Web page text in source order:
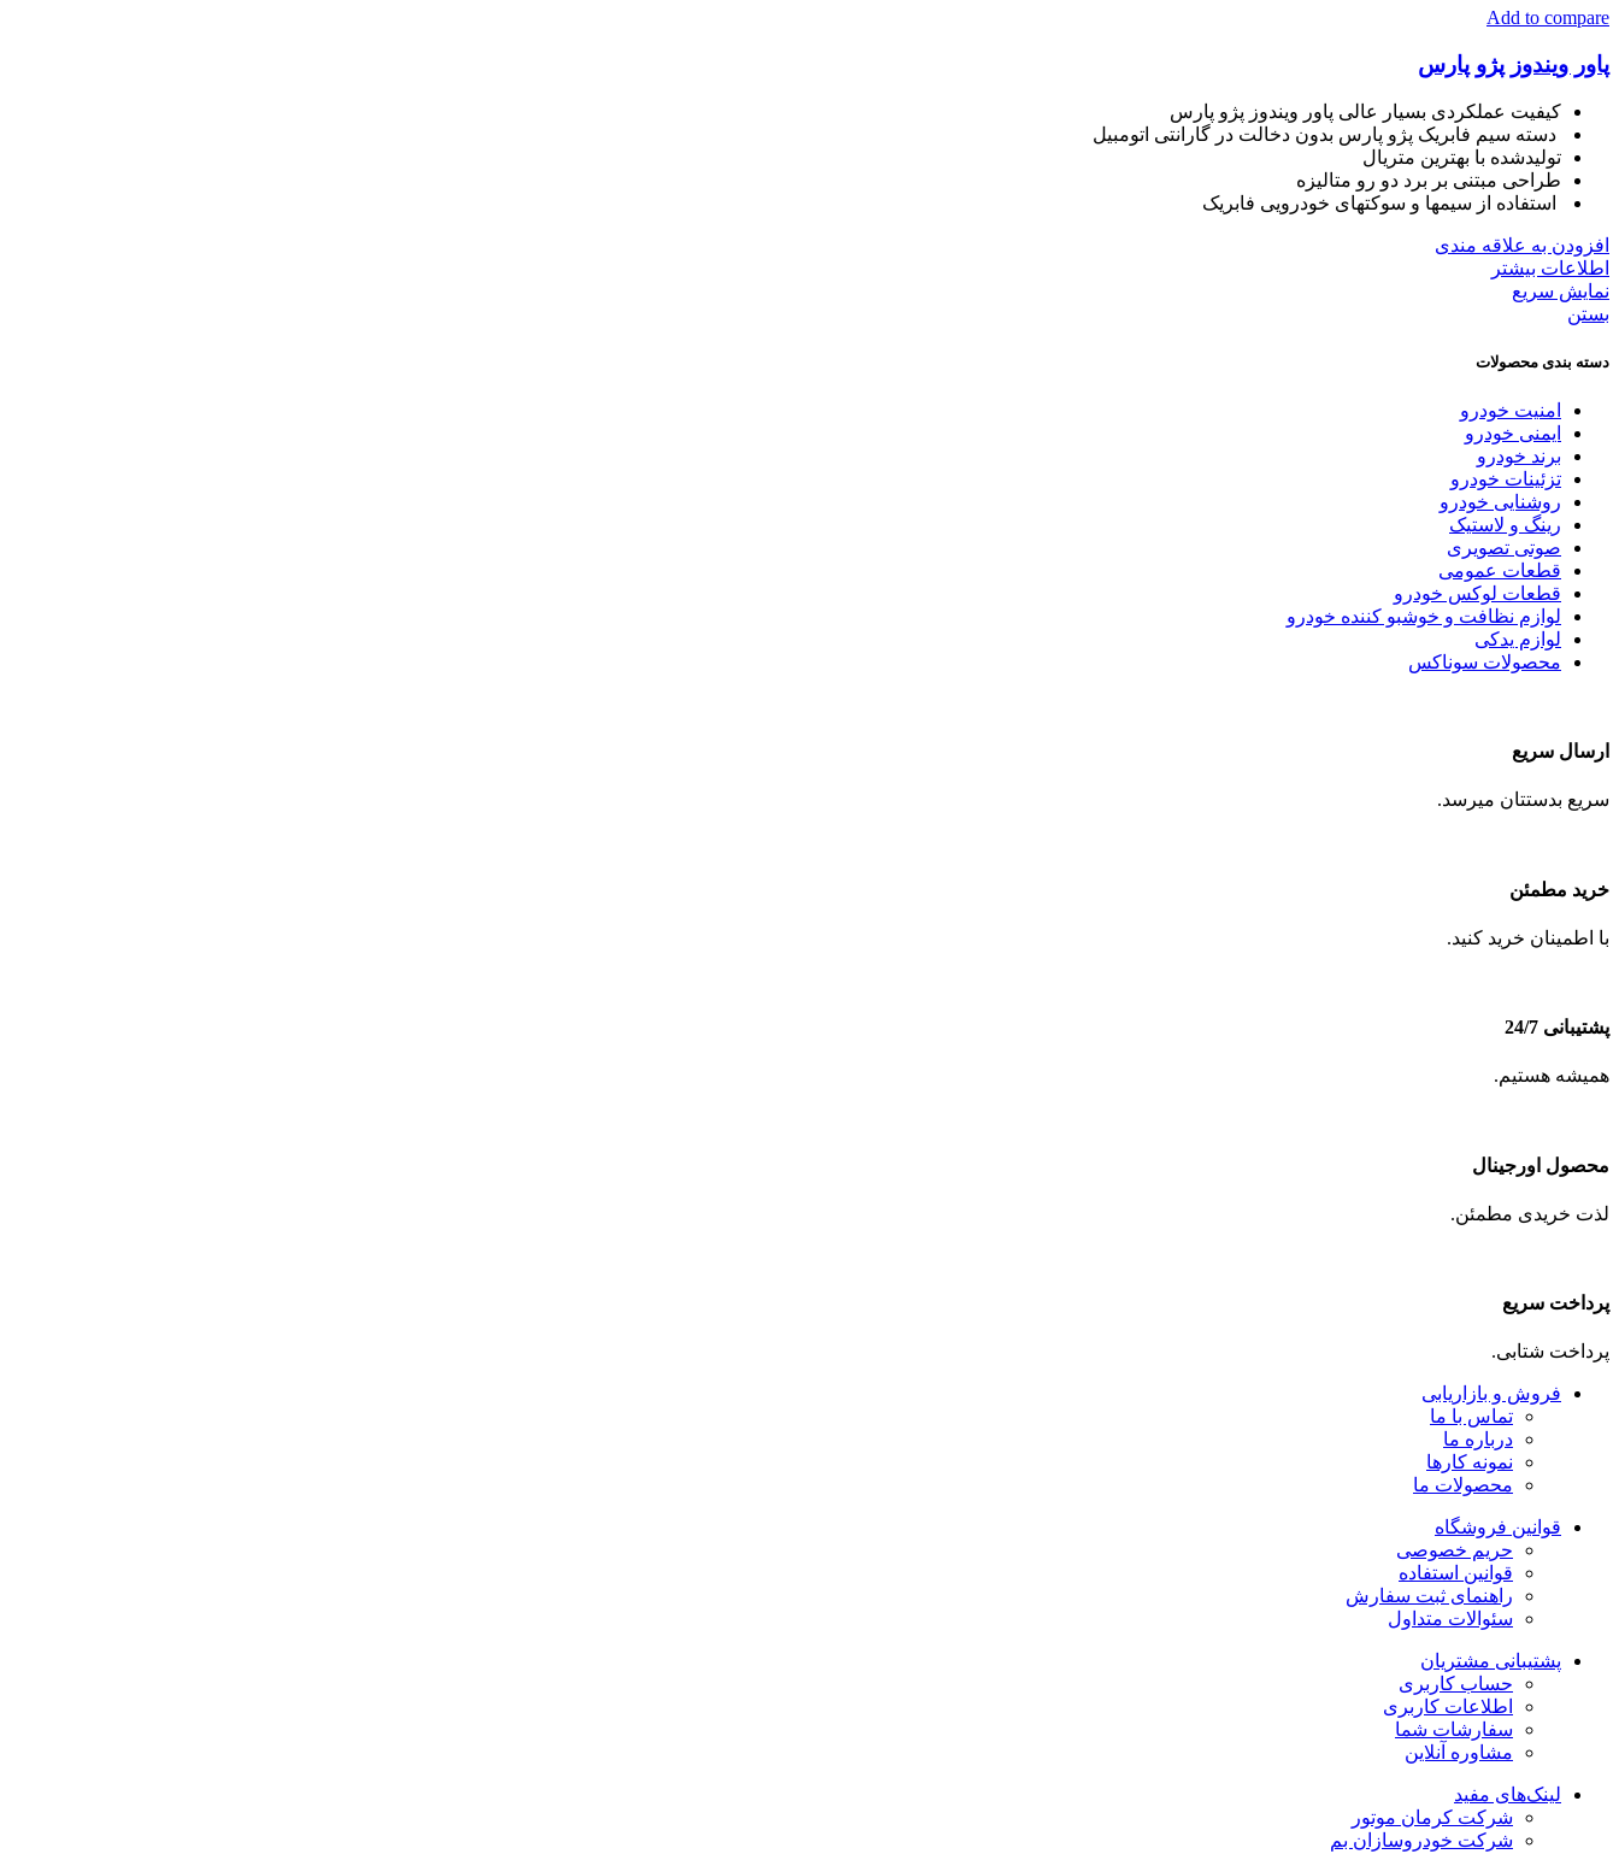
Add to compare
پاور ویندوز پژو پارس
کیفیت عملکردی بسیار عالی پاور ویندوز پژو پارس
دسته سیم فابریک پژو پارس بدون دخالت در گارانتی اتومبیل
تولیدشده با بهترین متریال
طراحی مبتنی بر برد دو رو متالیزه
استفاده از سیمها و سوکتهای خودرویی فابریک
افزودن به علاقه مندی
اطلاعات بیشتر
نمایش سریع
بستن
دسته بندی محصولات
امنیت خودرو
ایمنی خودرو
برند خودرو
تزئینات خودرو
روشنایی خودرو
رینگ و لاستیک
صوتی تصویری
قطعات عمومی
قطعات لوکس خودرو
لوازم نظافت و خوشبو کننده خودرو
لوازم یدکی
محصولات سوناکس
ارسال سریع
سریع بدستتان میرسد.
خرید مطمئن
با اطمینان خرید کنید.
پشتیبانی 24/7
همیشه هستیم.
محصول اورجینال
لذت خریدی مطمئن.
پرداخت سریع
پرداخت شتابی.
فروش و بازاریابی
تماس با ما
درباره ما
نمونه کارها
محصولات ما
قوانین فروشگاه
حریم خصوصی
قوانین استفاده
راهنمای ثبت سفارش
سئوالات متداول
پشتیبانی مشتریان
حساب کاربری
اطلاعات کاربری
سفارشات شما
مشاوره آنلاین
لینک‌های مفید
شرکت کرمان موتور
شرکت خودروسازان بم